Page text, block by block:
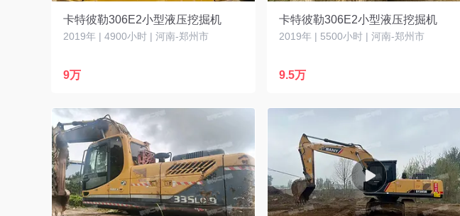
卡特彼勒306E2小型液压挖掘机
2019年 | 4900小时 | 河南-郑州市
9万
卡特彼勒306E2小型液压挖掘机
2019年 | 5500小时 | 河南-郑州市
9.5万